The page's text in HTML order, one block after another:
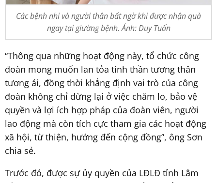
Các bệnh nhi và người thân bất ngờ khi được nhận quà
ngay tại giường bệnh. Ảnh: Duy Tuấn
“Thông qua những hoạt động này, tổ chức công
đoàn mong muốn lan tỏa tinh thần tương thân
tương ái, đồng thời khẳng định vai trò của công
đoàn không chỉ dừng lại ở việc chăm lo, bảo vệ
quyền và lợi ích hợp pháp của đoàn viên, người
lao động mà còn tích cực tham gia các hoạt động
xã hội, từ thiện, hướng đến cộng đồng”, ông Sơn
chia sẻ.
Trước đó, được sự ủy quyền của LĐLĐ tỉnh Lâm